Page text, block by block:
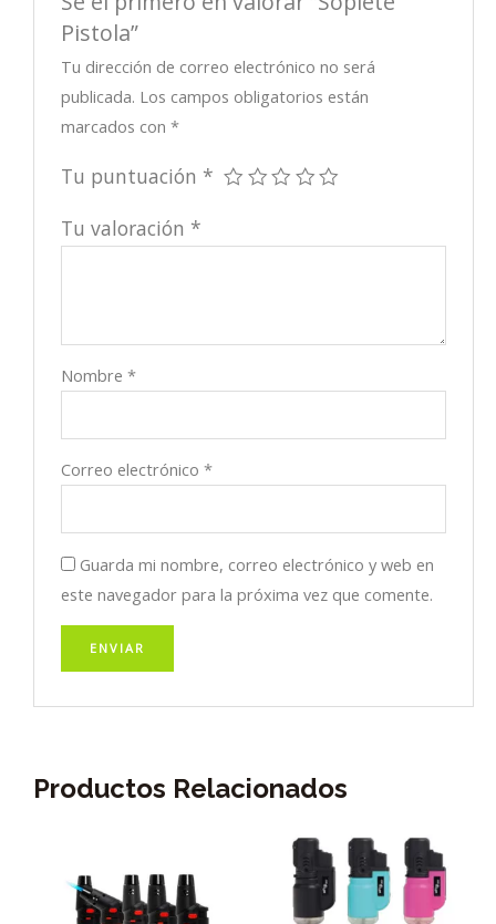
Pistola”
Tu dirección de correo electrónico no será
publicada. Los campos obligatorios están
marcados con*
Tu puntuación *
Tu valoración *
Nombre*
Correo electrónico*
Guarda mi nombre, correo electrónico y web en
este navegador para la próxima vez que comente.
Productos Relacionados